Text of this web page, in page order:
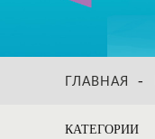
ГЛАВНАЯ
КАТЕГОРИИ